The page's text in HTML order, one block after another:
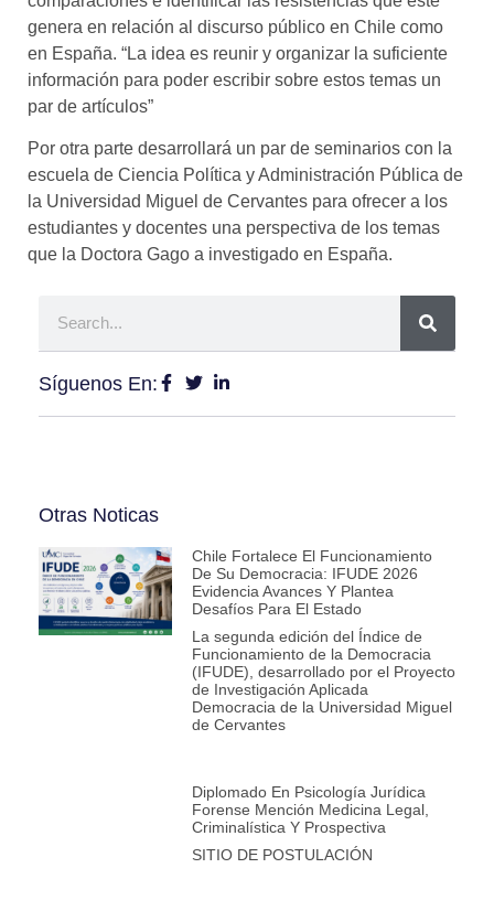
genera en relación al discurso público en Chile como
en España. “La idea es reunir y organizar la suficiente
información para poder escribir sobre estos temas un
par de artículos”
Por otra parte desarrollará un par de seminarios con la
escuela de Ciencia Política y Administración Pública de
la Universidad Miguel de Cervantes para ofrecer a los
estudiantes y docentes una perspectiva de los temas
que la Doctora Gago a investigado en España.
Síguenos En:
Otras Noticas
Chile Fortalece El Funcionamiento
De Su Democracia: IFUDE 2026
Evidencia Avances Y Plantea
Desafíos Para El Estado
La segunda edición del Índice de
Funcionamiento de la Democracia
(IFUDE), desarrollado por el Proyecto
de Investigación Aplicada
Democracia de la Universidad Miguel
de Cervantes
Diplomado En Psicología Jurídica
Forense Mención Medicina Legal,
Criminalística Y Prospectiva
SITIO DE POSTULACIÓN